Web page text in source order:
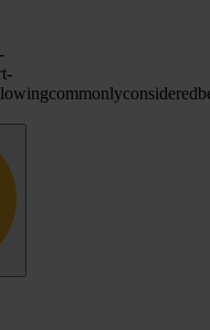
commonlyconsidered